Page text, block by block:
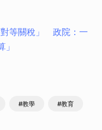
對等關稅」 政院：一
#教學 #教育